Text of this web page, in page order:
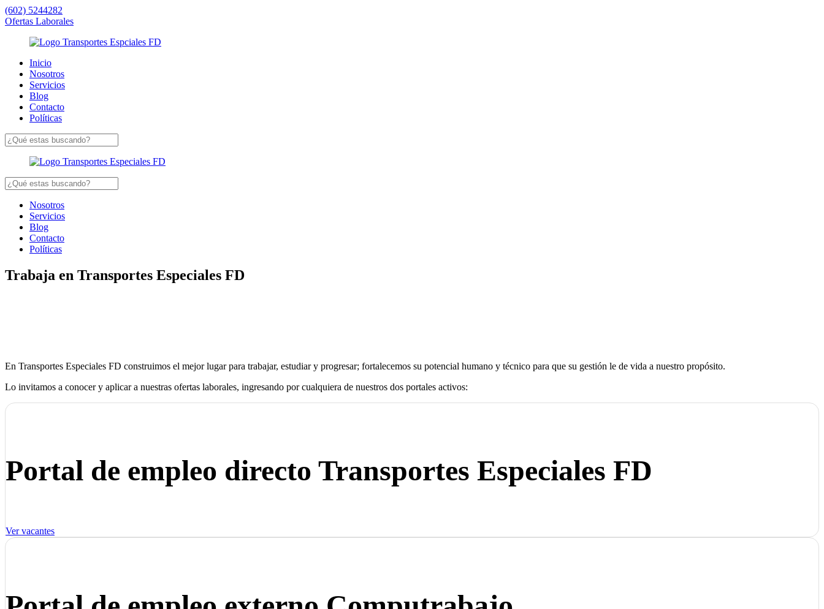
(602) 5244282
Ofertas Laborales
Inicio
Nosotros
Servicios
Blog
Contacto
Políticas
Nosotros
Servicios
Blog
Contacto
Políticas
Trabaja en Transportes Especiales FD
En Transportes Especiales FD construimos el mejor lugar para trabajar, estudiar y progresar; fortalecemos su potencial humano y técnico para que su gestión le de vida a nuestro propósito.
Lo invitamos a conocer y aplicar a nuestras ofertas laborales, ingresando por cualquiera de nuestros dos portales activos:
Portal de empleo directo Transportes Especiales FD
Ver vacantes